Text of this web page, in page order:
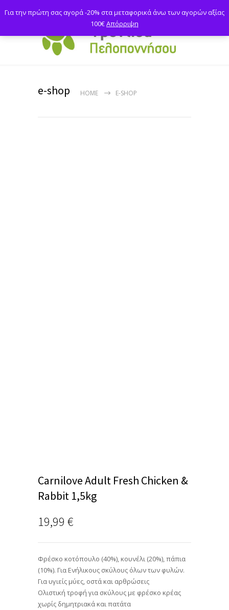
e-shop HOME E-SHOP
Carnilove Adult Fresh Chicken &
Rabbit 1,5kg
19,99 €
Φρέσκο κοτόπουλο (40%), κουνέλι (20%), πάπια
(10%). Για Ενήλικους σκύλους όλων των φυλών.
Για υγιείς μύες, οστά και αρθρώσεις
Ολιστική τροφή για σκύλους με φρέσκο κρέας
χωρίς δημητριακά και πατάτα
Για την πρώτη σας αγορά -20% στα μεταφορικά άνω των αγορών αξίας
100€Απόρριψη